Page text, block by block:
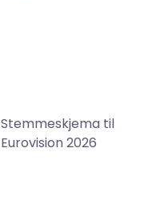
Stemmeskjema til
Eurovision 2026